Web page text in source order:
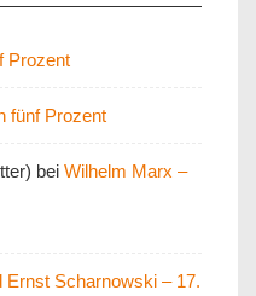
Prozent
fünf Prozent
bei Wilhelm Marx –
Ernst Scharnowski – 17.